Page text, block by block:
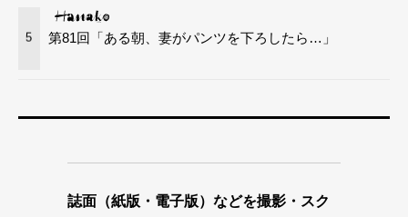
5 第81回「ある朝、妻がパンツを下ろしたら…」
誌面（紙版・電子版）などを撮影・スク